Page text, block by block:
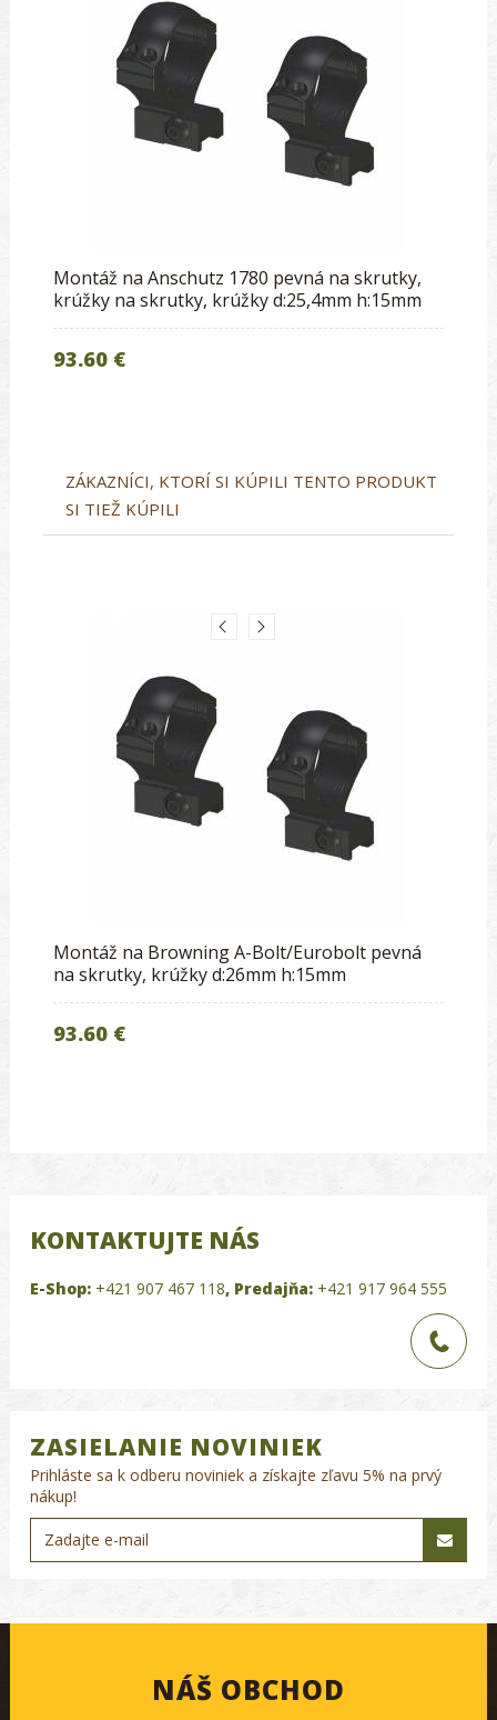
Montáž na Anschutz 1780 pevná na skrutky,
krúžky na skrutky, krúžky d:25,4mm h:15mm
93.60 €
ZÁKAZNÍCI, KTORÍ SI KÚPILI TENTO PRODUKT
SI TIEŽ KÚPILI
Montáž na Browning A-Bolt/Eurobolt pevná
na skrutky, krúžky d:26mm h:15mm
93.60 €
KONTAKTUJTE NÁS
E-Shop: +421 907 467 118, Predajňa: +421 917 964 555
ZASIELANIE NOVINIEK
Prihláste sa k odberu noviniek a získajte zľavu 5% na prvý
nákup!
NÁŠ OBCHOD